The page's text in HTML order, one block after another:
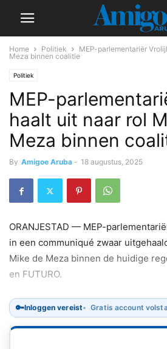
Home Politiek
MEP-parlementariër
Meza binnen coalitie
Politiek
MEP-
haalt uit naar rol
Meza binnen
By Amigoe Aruba - 18 augustus, 2025
ORANJESTAD — MEP-
in een communiqué zwaar
Mike de Meza binnen de huidige
en FUTURO.
🔑Inloggen vereist Gratis account